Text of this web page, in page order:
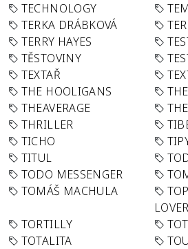
TECHNOLOGY
TERKA DRÁBKOVÁ
TERRY HAYES
TĚSTOVINY
TEXTAŘ
THE HOOLIGANS
THEAVERAGE
THRILLER
TICHO
TITUL
TODO MESSENGER
TOMÁŠ MACHULA
TORTILLY
TOTALITA